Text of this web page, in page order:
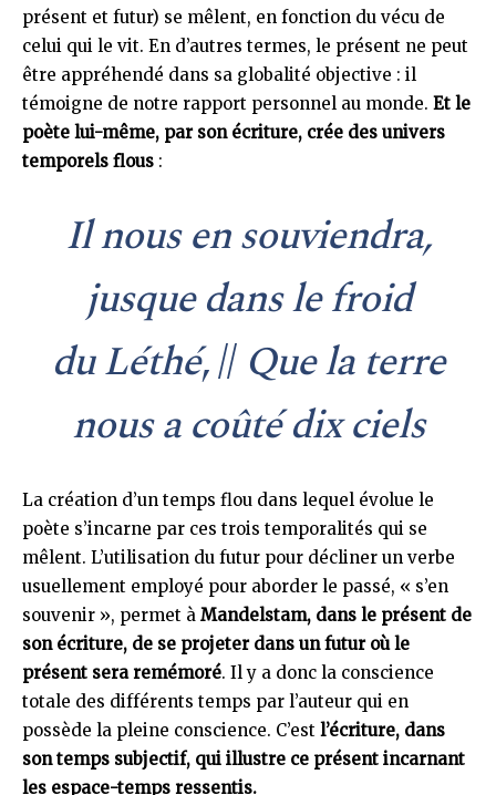
présent et futur) se mêlent, en fonction du vécu de
celui qui le vit. En d’autres termes, le présent ne peut
être appréhendé dans sa globalité objective : il
témoigne de notre rapport personnel au monde. Et le
poète lui-même, par son écriture, crée des univers
temporels flous :
Il nous en souviendra,
jusque dans le froid
duLéthé, // Que la terre
nous a coûté dix ciels
La création d’un temps flou dans lequel évolue le
poète s’incarne par ces trois temporalités qui se
mêlent. L’utilisation du futur pour décliner un verbe
usuellement employé pour aborder le passé, « s’en
souvenir », permet à Mandelstam, dans le présent de
son écriture, de se projeter dans un futur où le
présent sera remémoré. Il y a donc la conscience
totale des différents temps par l’auteur qui en
possède la pleine conscience. C’est l’écriture, dans
son temps subjectif, qui illustre ce présent incarnant
les espace-temps ressentis.